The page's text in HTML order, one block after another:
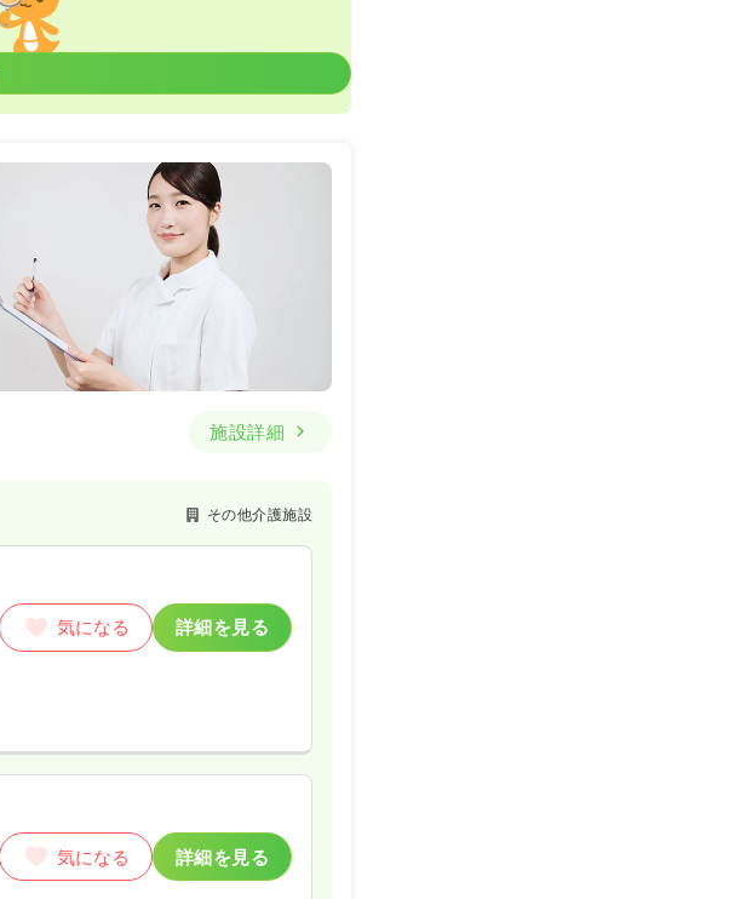
精神科病院
気になる 詳細を見る
施設詳細
その他介護施設
気になる 詳細を見る
気になる 詳細を見る